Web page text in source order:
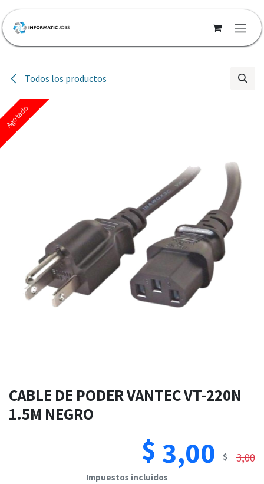
Ir al contenido
Todos los productos
Agotado
CABLE DE PODER VANTEC VT-220N
1.5M NEGRO
$ 3,00 $ 3,00
​​Impuestos incluidos